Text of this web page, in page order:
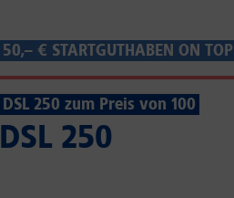
50,– € STARTGUTHABEN ON TOP
DSL 250 zum Preis von 100
DSL 250